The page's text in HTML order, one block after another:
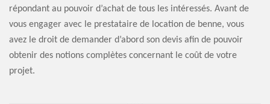
répondant au pouvoir d’achat de tous les intéressés. Avant de
vous engager avec le prestataire de location de benne, vous
avez le droit de demander d’abord son devis afin de pouvoir
obtenir des notions complètes concernant le coût de votre
projet.